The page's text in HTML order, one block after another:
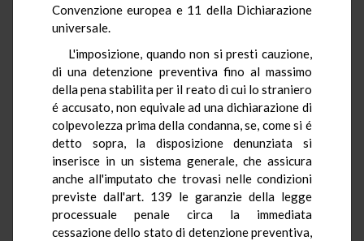
Convenzione europea e 11 della Dichiarazione
universale.
L'imposizione, quando non si presti cauzione,
di una detenzione preventiva fino al massimo
della pena stabilita per il reato di cui lo straniero
é accusato, non equivale ad una dichiarazione di
colpevolezza prima della condanna, se, come si é
detto sopra, la disposizione denunziata si
inserisce in un sistema generale, che assicura
anche all'imputato che trovasi nelle condizioni
previste dall'art. 139 le garanzie della legge
processuale penale circa la immediata
cessazione dello stato di detenzione preventiva,